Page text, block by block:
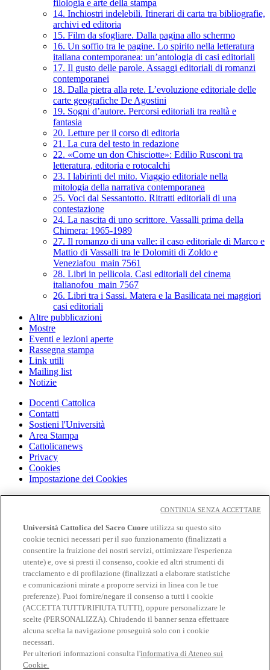
filologia e arte della stampa
14. Inchiostri indelebili. Itinerari di carta tra bibliografie,
archivi ed editoria
15. Film da sfogliare. Dalla pagina allo schermo
16. Un soffio tra le pagine. Lo spirito nella letteratura
italiana contemporanea: un’antologia di casi editoriali
17. Il gusto delle parole. Assaggi editoriali di romanzi
contemporanei
18. Dalla pietra alla rete. L’evoluzione editoriale delle
carte geografiche De Agostini
19. Sogni d’autore. Percorsi editoriali tra realtà e
fantasia
20. Letture per il corso di editoria
21. La cura del testo in redazione
22. «Come un don Chisciotte»: Edilio Rusconi tra
letteratura, editoria e rotocalchi
23. I labirinti del mito. Viaggio editoriale nella
mitologia della narrativa contemporanea
25. Voci dal Sessantotto. Ritratti editoriali di una
contestazione
24. La nascita di uno scrittore. Vassalli prima della
Chimera: 1965-1989
27. Il romanzo di una valle: il caso editoriale di Marco e
Mattio di Vassalli tra le Dolomiti di Zoldo e
Veneziafou_main 7561
28. Libri in pellicola. Casi editoriali del cinema
italianofou_main 7567
26. Libri tra i Sassi. Matera e la Basilicata nei maggiori
casi editoriali
Altre pubblicazioni
Mostre
Eventi e lezioni aperte
Rassegna stampa
Link utili
Mailing list
Notizie
Docenti Cattolica
Contatti
Sostieni l'Università
Area Stampa
Cattolicanews
Privacy
Cookies
Impostazione dei Cookies
Cloudmail
OFF-CAMPUS
Intranet
Biblioteca
Librerie
Educatt
CV Online
Albo fornitori
Bandi e gare
Verifica Certificati
Seguici su
Università Cattolica del Sacro Cuore utilizza su questo sito
cookie tecnici necessari per il suo funzionamento (finalizzati a
consentire la fruizione dei nostri servizi, ottimizzare l'esperienza
utente) e, ove si presti il consenso, cookie ed altri strumenti di
tracciamento e di profilazione (finalizzati a elaborare statistiche
e comunicazioni mirate a proporre servizi in linea con le tue
preferenze). Puoi fornire/negare il consenso a tutti i cookie
(ACCETTA TUTTI/RIFIUTA TUTTI), oppure personalizzare le
scelte (PERSONALIZZA). Chiudendo il banner senza effettuare
alcuna scelta la navigazione proseguirà solo con i cookie
necessari.
Per ulteriori informazioni consulta l'informativa di Ateneo sui
Cookie.
CONTINUA SENZA ACCETTARE